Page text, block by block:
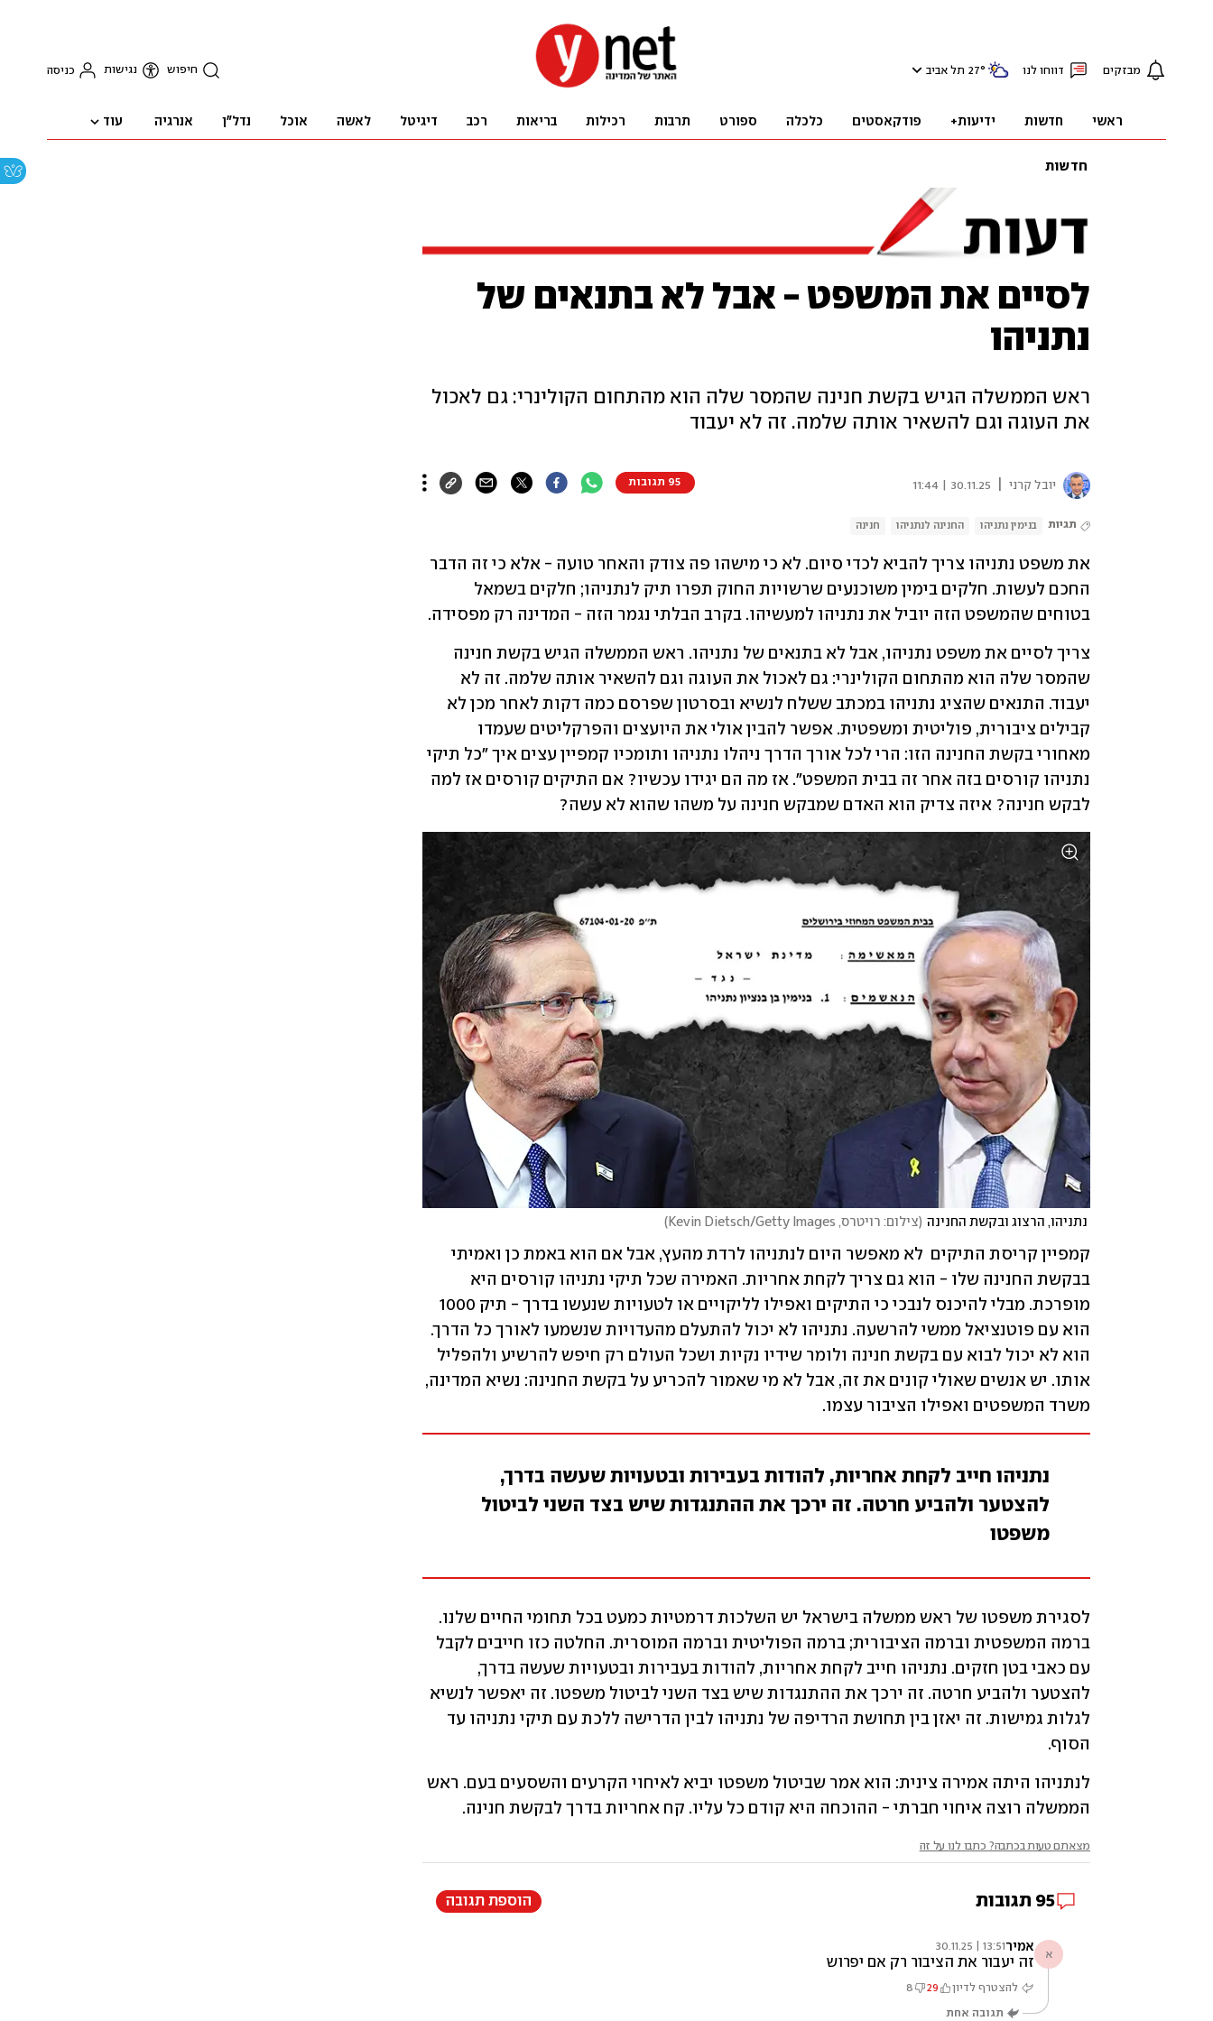
מבזקים דווחו לנו 27° תל אביב חיפוש נגישות כניסה
ראשי חדשות ידיעות+ פודקאסטים כלכלה ספורט תרבות רכילות בריאות רכב דיגיטל לאשה אוכל נדל"ן אנרגיה עוד
חדשות
לסיים את המשפט - אבל לא בתנאים של
נתניהו
ראש הממשלה הגיש בקשת חנינה שהמסר שלה הוא מהתחום הקולינרי: גם לאכול
את העוגה וגם להשאיר אותה שלמה. זה לא יעבוד
יובל קרני 30.11.25 | 11:44 95 תגובות
תגיות בנימין נתניהו החנינה לנתניהו חנינה
בטוחים שהמשפט הזה יוביל את נתניהו למעשיהו. בקרב הבלתי נגמר הזה - המדינה רק מפסידה.
לבקש חנינה? איזה צדיק הוא האדם שמבקש חנינה על משהו שהוא לא עשה?
(צילום: רויטרס, Kevin Dietsch/Getty Images )
משרד המשפטים ואפילו הציבור עצמו.
נתניהו חייב לקחת אחריות, להודות בעבירות ובטעויות שעשה בדרך,
להצטער ולהביע חרטה. זה ירכך את ההתנגדות שיש בצד השני לביטול
משפטו
הסוף.
הממשלה רוצה איחוי חברתי - ההוכחה היא קודם כל עליו. קח אחריות בדרך לבקשת חנינה.
מצאתם טעות בכתבה? כתבו לנו על זה
95 תגובות הוספת תגובה
א אמיר 13:51 | 30.11.25
זה יעבור את הציבור רק אם יפרוש
להצטרף לדיון 29
8
תגובה אחת